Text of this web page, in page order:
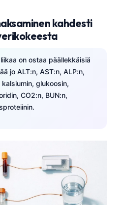
kahdesti
on ostaa päällekkäisiä
jo ALT:n, AST:n, ALP:n,
glukoosin,
CO2:n, BUN:n,